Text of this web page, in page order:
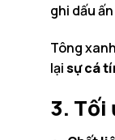
ghi dấu
Tông
lạisự cá
3.